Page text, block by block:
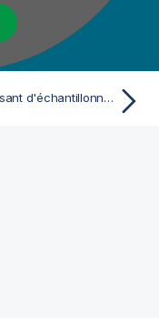
Composant d'échantillonnage (Sampling)